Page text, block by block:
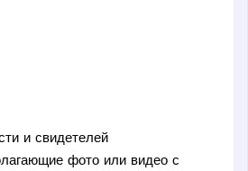
и свидетелей
фото или видео с